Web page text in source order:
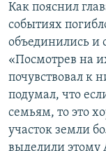
Как пояснил
событиях
объединились и
«Посмотрев на
почувствовал к
подумал, что
семьям, то это
участок земли
выделили этому